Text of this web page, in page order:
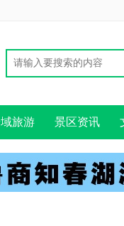
旅游 景区资讯